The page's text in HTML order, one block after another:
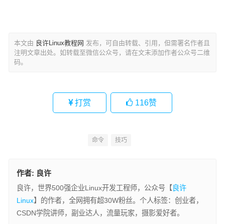
本文由 良许Linux教程网 发布，可自由转载、引用，但需署名作者且
注明文章出处。如转载至微信公众号，请在文末添加作者公众号二维
码。
打赏 116赞
命令 技巧
作者: 良许
良许，世界500强企业Linux开发工程师，公众号【 良许
Linux】的作者，全网拥有超30W粉丝。个人标签：创业者，
CSDN学院讲师，副业达人，流量玩家，摄影爱好者。